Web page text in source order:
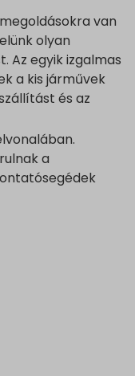
van
olyan
Az egyik izgalmas
a kis járművek
és az
a